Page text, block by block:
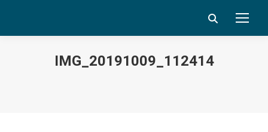
Search:
IMG_20191009_112414